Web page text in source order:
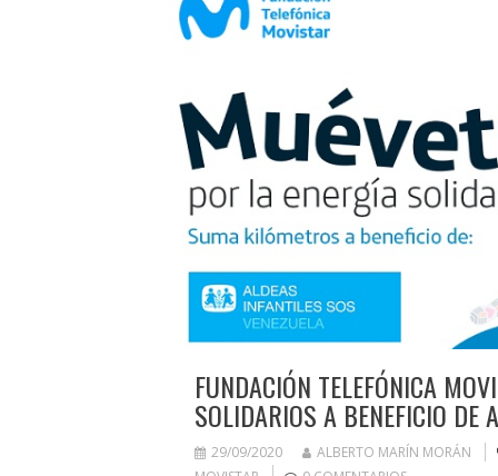
FUNDACIÓN TELEFÓNICA
SOLIDARIOS A BENEFICIO DE
29/09/2020 ALBERTO MARÍN MORÁN